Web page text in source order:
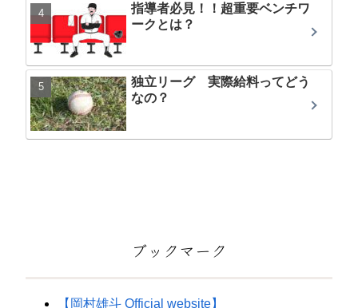
指導者必見！！超重要ベンチワ
ークとは？
独立リーグ 実際給料ってどう
なの？
ブックマーク
【岡村雄斗 Official website】